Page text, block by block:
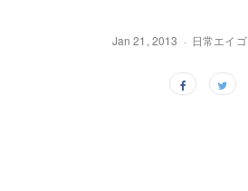
Jan 21, 2013 日常エイゴ